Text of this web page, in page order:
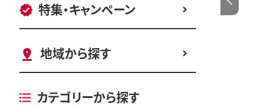
特集・キャンペーン
地域から探す
カテゴリーから探す